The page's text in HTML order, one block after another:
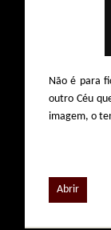
Não é para
outro Céu
imagem, o
Abrir